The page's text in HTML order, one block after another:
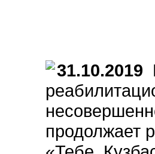
31.10.2019
продолжает